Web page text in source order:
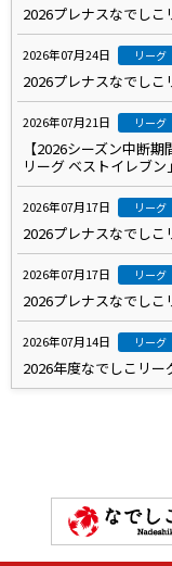
2026プレナスなでし
2026年07月24日 リーグ
2026プレナスなでし
2026年07月21日 リーグ
【2026シーズン中断
リーグ ベストイレブン
2026年07月17日 リーグ
2026プレナスなでし
2026年07月17日 リーグ
2026プレナスなでし
2026年07月14日 リーグ
2026年度なでしこリ